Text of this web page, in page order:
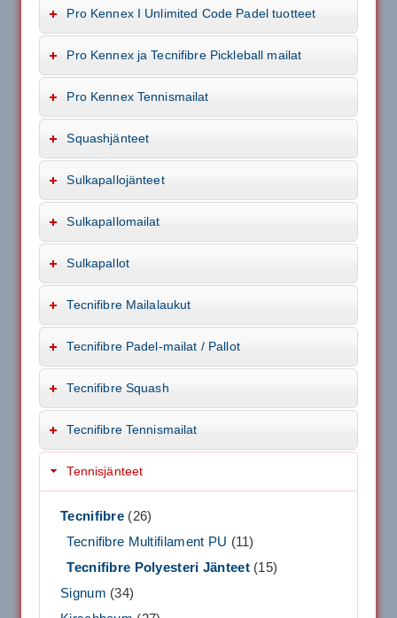
Pro Kennex I Unlimited Code Padel tuotteet
Pro Kennex ja Tecnifibre Pickleball mailat
Pro Kennex Tennismailat
Squashjänteet
Sulkapallojänteet
Sulkapallomailat
Sulkapallot
Tecnifibre Mailalaukut
Tecnifibre Padel-mailat / Pallot
Tecnifibre Squash
Tecnifibre Tennismailat
Tennisjänteet
Tecnifibre (26)
Tecnifibre Multifilament PU (11)
Tecnifibre Polyesteri Jänteet(15)
Signum (34)